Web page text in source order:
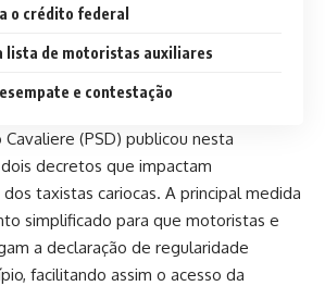
o crédito federal
lista de motoristas auxiliares
e contestação
(PSD) publicou nesta
decretos que impactam
taxistas cariocas. A principal medida
simplificado para que motoristas e
a declaração de regularidade
facilitando assim o acesso da